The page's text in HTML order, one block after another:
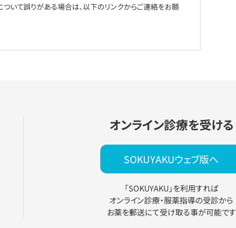
ついて誤りがある場合は、以下のリンクからご連絡をお願
オンライン診療を受ける
SOKUYAKUウェブ版へ
「SOKUYAKU」を利用すれば
オンライン診療・服薬指導の受診から
お薬を郵送にて受け取る事が可能です